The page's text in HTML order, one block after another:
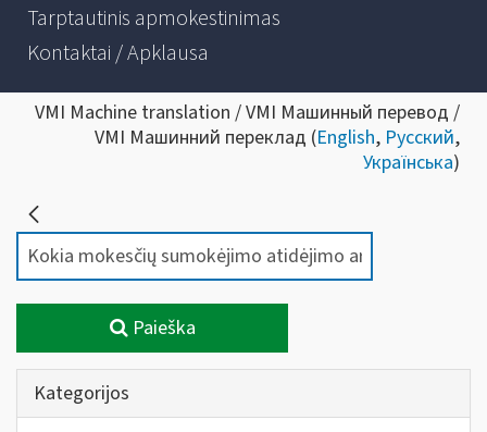
Tarptautinis apmokestinimas
Kontaktai / Apklausa
VMI Machine translation / VMI Машинный перевод /
VMI Машинний переклад (English, Русский,
Українська)
Paieška
Kategorijos